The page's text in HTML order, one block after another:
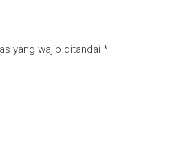
yang wajib ditandai *